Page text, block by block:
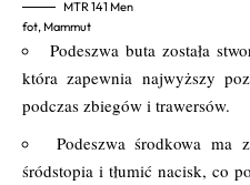
MTR 141 Men
fot, Mammut
Podeszwa buta została
która zapewnia najwyższy
podczas zbiegów i trawersów.
Podeszwa środkowa ma
śródstopia i tłumić nacisk, co